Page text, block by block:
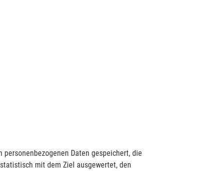
Daten gespeichert, die
mit dem Ziel ausgewertet, den